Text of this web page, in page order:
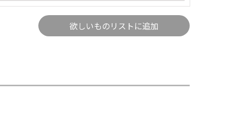
欲しいものリストに追加